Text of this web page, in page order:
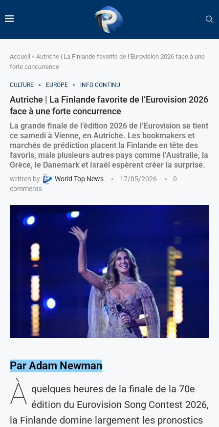
Accueil » Autriche | La Finlande favorite de l’Eurovision 2026 face à une
forte concurrence
CULTURE EUROPE INFO CONTINU
Autriche | La Finlande favorite de l’Eurovision 2026
face à une forte concurrence
La grande finale de l’édition 2026 de l’Eurovision se tient
ce samedi à Vienne, en Autriche. Les bookmakers et
marchés de prédiction placent la Finlande en tête des
favoris, mais plusieurs autres pays comme l’Australie, la
Grèce, le Danemark et Israël espèrent créer la surprise.
written by World Top News 17/05/2026
0
comments
Par Adam Newman
À quelques heures de la finale de la 70e
édition du Eurovision Song Contest 2026,
la Finlande domine largement les pronostics